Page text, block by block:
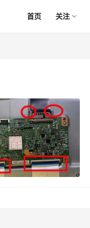
首页 关注